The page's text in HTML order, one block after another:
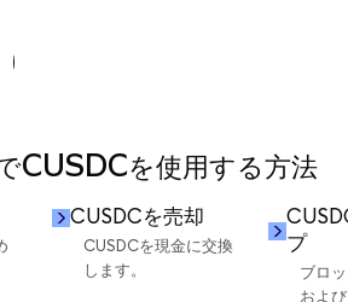
を使用する方法
CUSDCを売却
CUSDCを現金に交換
します。
プ
ブロ
およ